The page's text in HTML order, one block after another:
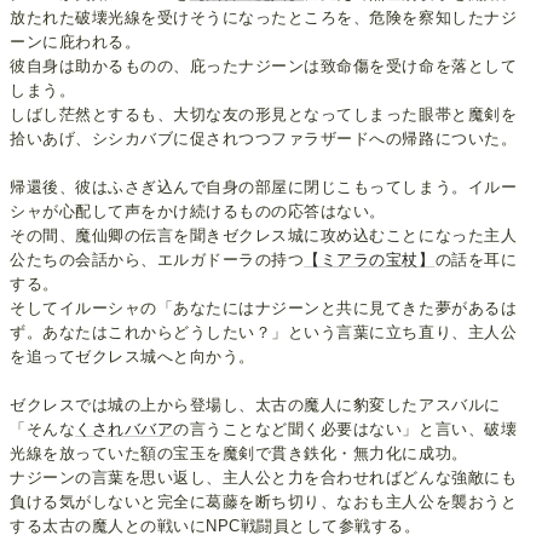
放たれた破壊光線を受けそうになったところを、危険を察知したナジ
ーンに庇われる。
彼自身は助かるものの、庇ったナジーンは致命傷を受け命を落として
しまう。
しばし茫然とするも、大切な友の形見となってしまった眼帯と魔剣を
拾いあげ、シシカバブに促されつつファラザードへの帰路についた。
帰還後、彼はふさぎ込んで自身の部屋に閉じこもってしまう。イルー
シャが心配して声をかけ続けるものの応答はない。
その間、魔仙卿の伝言を聞きゼクレス城に攻め込むことになった主人
公たちの会話から、エルガドーラの持つ 【ミアラの宝杖】 の話を耳に
する。
そしてイルーシャの「あなたにはナジーンと共に見てきた夢があるは
ず。あなたはこれからどうしたい？」という言葉に立ち直り、主人公
を追ってゼクレス城へと向かう。
ゼクレスでは城の上から登場し、太古の魔人に豹変したアスバルに
「そんな くされババアの言うことなど聞く必要はない」と言い、破壊
光線を放っていた額の宝玉を魔剣で貫き鉄化・無力化に成功。
ナジーンの言葉を思い返し、主人公と力を合わせればどんな強敵にも
負ける気がしないと完全に葛藤を断ち切り、なおも主人公を襲おうと
する太古の魔人との戦いにNPC戦闘員として参戦する。